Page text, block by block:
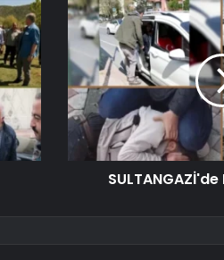
SULTANGAZİ'de